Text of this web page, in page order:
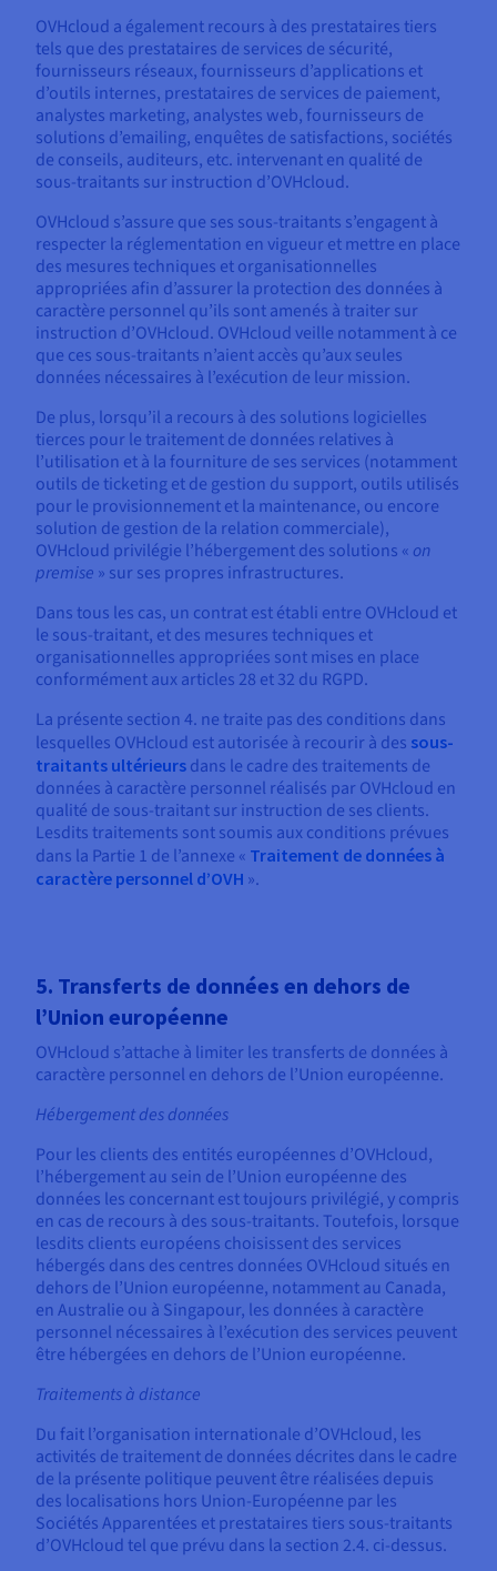
OVHcloud a également recours à des prestataires tiers
tels que des prestataires de services de sécurité,
fournisseurs réseaux, fournisseurs d’applications et
d’outils internes, prestataires de services de paiement,
analystes marketing, analystes web, fournisseurs de
solutions d’emailing, enquêtes de satisfactions, sociétés
de conseils, auditeurs, etc. intervenant en qualité de
sous-traitants sur instruction d’OVHcloud.
OVHcloud s’assure que ses sous-traitants s’engagent à
respecter la réglementation en vigueur et mettre en place
des mesures techniques et organisationnelles
appropriées afin d’assurer la protection des données à
caractère personnel qu’ils sont amenés à traiter sur
instruction d’OVHcloud. OVHcloud veille notamment à ce
que ces sous-traitants n’aient accès qu’aux seules
données nécessaires à l’exécution de leur mission.
De plus, lorsqu’il a recours à des solutions logicielles
tierces pour le traitement de données relatives à
l’utilisation et à la fourniture de ses services (notamment
outils de ticketing et de gestion du support, outils utilisés
pour le provisionnement et la maintenance, ou encore
solution de gestion de la relation commerciale),
OVHcloud privilégie l’hébergement des solutions « on
premise » sur ses propres infrastructures.
Dans tous les cas, un contrat est établi entre OVHcloud et
le sous-traitant, et des mesures techniques et
organisationnelles appropriées sont mises en place
conformément aux articles 28 et 32 du RGPD.
La présente section 4. ne traite pas des conditions dans
lesquelles OVHcloud est autorisée à recourir à des sous-
traitants ultérieurs dans le cadre des traitements de
données à caractère personnel réalisés par OVHcloud en
qualité de sous-traitant sur instruction de ses clients.
Lesdits traitements sont soumis aux conditions prévues
dans la Partie 1 de l’annexe « Traitement de données à
caractère personnel d’OVH ».
5. Transferts de données en dehors de
l’Union européenne
OVHcloud s’attache à limiter les transferts de données à
caractère personnel en dehors de l’Union européenne.
Hébergement des données
Pour les clients des entités européennes d’OVHcloud,
l’hébergement au sein de l’Union européenne des
données les concernant est toujours privilégié, y compris
en cas de recours à des sous-traitants. Toutefois, lorsque
lesdits clients européens choisissent des services
hébergés dans des centres données OVHcloud situés en
dehors de l’Union européenne, notamment au Canada,
en Australie ou à Singapour, les données à caractère
personnel nécessaires à l’exécution des services peuvent
être hébergées en dehors de l’Union européenne.
Traitements à distance
Du fait l’organisation internationale d’OVHcloud, les
activités de traitement de données décrites dans le cadre
de la présente politique peuvent être réalisées depuis
des localisations hors Union-Européenne par les
Sociétés Apparentées et prestataires tiers sous-traitants
d’OVHcloud tel que prévu dans la section 2.4. ci-dessus.